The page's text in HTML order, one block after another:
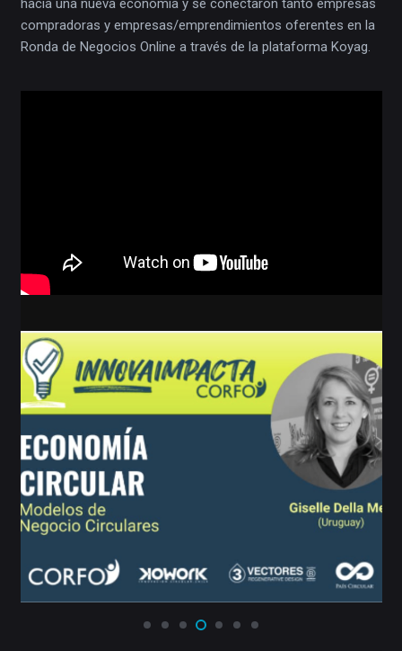
hacia una nueva economía y se conectaron tanto empresas
compradoras y empresas/emprendimientos oferentes en la
Ronda de Negocios Online a través de la plataforma Koyag.